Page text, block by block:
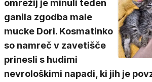
omrežij je minuli teden
ganila zgodba male
mucke Dori. Kosmatinko
so namreč v zavetišče
prinesli s hudimi
nevrološkimi napadi, ki jih je